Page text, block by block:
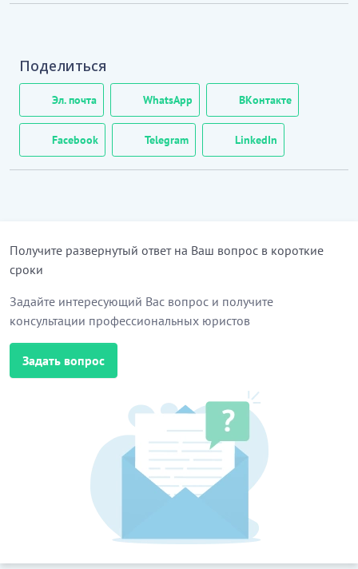
Поделиться
Эл. почта WhatsApp ВКонтакте
Facebook Telegram LinkedIn
Получите развернутый ответ на Ваш вопрос в короткие
сроки
Задайте интересующий Вас вопрос и получите
консультации профессиональных юристов
Задать вопрос